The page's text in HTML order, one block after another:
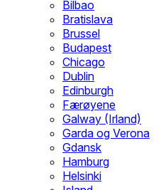
Bilbao
Bratislava
Brussel
Budapest
Chicago
Dublin
Edinburgh
Færøyene
Galway (Irland)
Garda og Verona
Gdansk
Hamburg
Helsinki